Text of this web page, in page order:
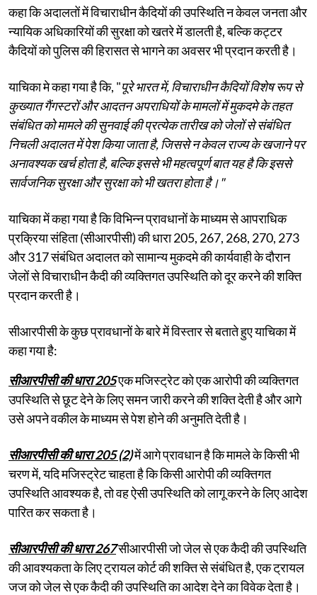
कहा कि अदालतों में विचाराधीन कैदियों की उपस्थिति न केवल जनता और
न्यायिक अधिकारियों की सुरक्षा को खतरे में डालती है, बल्कि कट्टर
कैदियों को पुलिस की हिरासत से भागने का अवसर भी प्रदान करती है।
याचिका मे कहा गया है कि, "पूरे भारत में, विचाराधीन कैदियों विशेष रूप से
कुख्यात गैंगस्टरों और आदतन अपराधियों के मामलों में मुकदमे के तहत
संबंधित को मामले की सुनवाई की प्रत्येक तारीख को जेलों से संबंधित
निचली अदालत में पेश किया जाता है, जिससे न केवल राज्य के खजाने पर
अनावश्यक खर्च होता है, बल्कि इससे भी महत्वपूर्ण बात यह है कि इससे
सार्वजनिक सुरक्षा और सुरक्षा को भी खतरा होता है।"
याचिका में कहा गया है कि विभिन्न प्रावधानों के माध्यम से आपराधिक
प्रक्रिया संहिता (सीआरपीसी) की धारा 205, 267, 268, 270, 273
और 317 संबंधित अदालत को सामान्य मुकदमे की कार्यवाही के दौरान
जेलों से विचाराधीन कैदी की व्यक्तिगत उपस्थिति को दूर करने की शक्ति
प्रदान करती है।
सीआरपीसी के कुछ प्रावधानों के बारे में विस्तार से बताते हुए याचिका में
कहा गया है:
सीआरपीसी की धारा 205एक मजिस्ट्रेट को एक आरोपी की व्यक्तिगत
उपस्थिति से छूट देने के लिए समन जारी करने की शक्ति देती है और आगे
उसे अपने वकील के माध्यम से पेश होने की अनुमति देती है।
सीआरपीसी की धारा 205 (2)में आगे प्रावधान है कि मामले के किसी भी
चरण में, यदि मजिस्ट्रेट चाहता है कि किसी आरोपी की व्यक्तिगत
उपस्थिति आवश्यक है, तो वह ऐसी उपस्थिति को लागू करने के लिए आदेश
पारित कर सकता है।
सीआरपीसी की धारा 267सीआरपीसी जो जेल से एक कैदी की उपस्थिति
की आवश्यकता के लिए ट्रायल कोर्ट की शक्ति से संबंधित है, एक ट्रायल
जज को जेल से एक कैदी की उपस्थिति का आदेश देने का विवेक देता है।